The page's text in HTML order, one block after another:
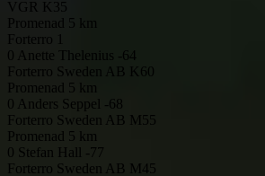
VGR K35
Promenad 5 km
Forterro 1
0 Anette Thelenius -64
Forterro Sweden AB K60
Promenad 5 km
0 Anders Seppel -68
Forterro Sweden AB M55
Promenad 5 km
0 Stefan Hall -77
Forterro Sweden AB M45